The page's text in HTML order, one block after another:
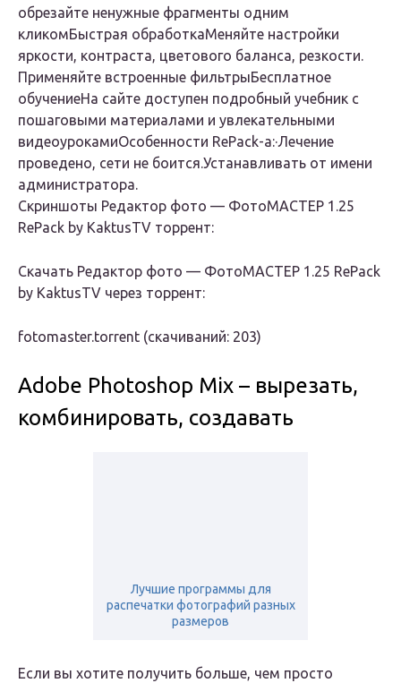
обрезайте ненужные фрагменты одним
кликомБыстрая обработкаМеняйте настройки
яркости, контраста, цветового баланса, резкости.
Применяйте встроенные фильтрыБесплатное
обучениеНа сайте доступен подробный учебник с
пошаговыми материалами и увлекательными
видеоурокамиОсобенности RePack-a:·Лечение
проведено, сети не боится.Устанавливать от имени
администратора.
Скриншоты Редактор фото — ФотоМАСТЕР 1.25
RePack by KaktusTV торрент:
Скачать Редактор фото — ФотоМАСТЕР 1.25 RePack
by KaktusTV через торрент:
fotomaster.torrent (cкачиваний: 203)
Adobe Photoshop Mix – вырезать,
комбинировать, создавать
Лучшие программы для
распечатки фотографий разных
размеров
Если вы хотите получить больше, чем просто